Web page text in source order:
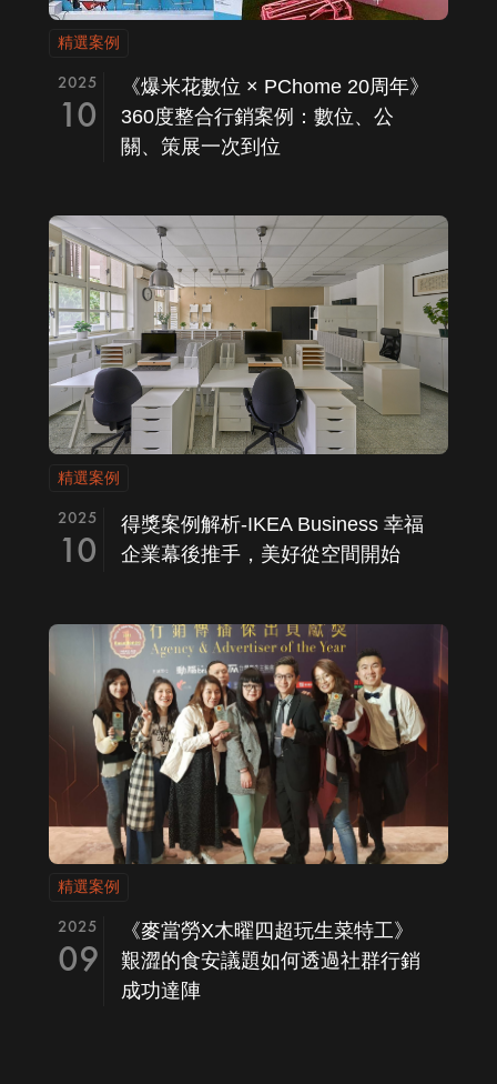
2025
10
《爆米花數位 × PChome 20周年》
360度整合行銷案例：數位、公
關、策展一次到位
精選案例
2025
10
得獎案例解析-IKEA Business 幸福
企業幕後推手，美好從空間開始
精選案例
2025
09
《麥當勞X木曜四超玩生菜特工》
艱澀的食安議題如何透過社群行銷
成功達陣
精選案例